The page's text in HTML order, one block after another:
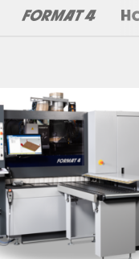
staklės
obliavimo staklės
staklės
staklės